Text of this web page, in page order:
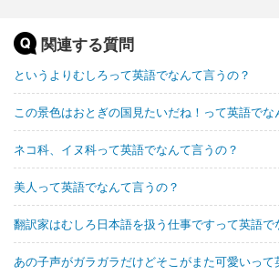
関連する質問
というよりむしろって英語でなんて言うの？
この景色はおとぎの国見たいだね！って英語でな
ネコ科、イヌ科って英語でなんて言うの？
美人って英語でなんて言うの？
翻訳家はむしろ日本語を扱う仕事ですって英語で
あの子声がガラガラだけどそこがまた可愛いって